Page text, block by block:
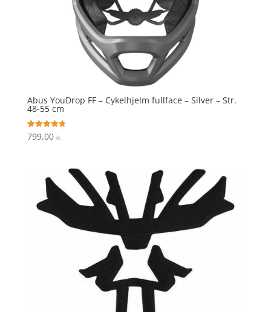
Abus YouDrop FF – Cykelhjelm fullface – Silver – Str.
48-55 cm
Vurderet
4.7
799,00 kr.